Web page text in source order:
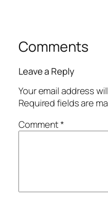
Comments
Leave a Reply
Your email address
Required fields are
Comment*